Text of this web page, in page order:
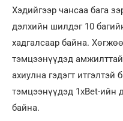
Хэдийгээр чансаа бага
дэлхийн шилдэг 10
хадгалсаар байна.
тэмцээнүүдэд
ахиулна гэдэгт
тэмцээнүүдэд 1xBet-ийн
байна.